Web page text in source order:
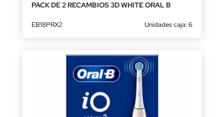
PACK DE 2 RECAMBIOS 3D WHITE ORAL B
EB18PRX2 Unidades caja: 6